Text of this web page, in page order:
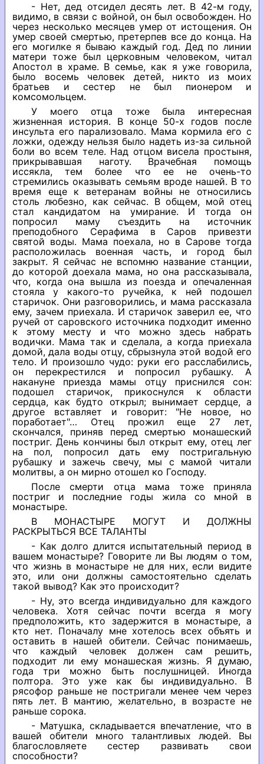
- Нет, дед отсидел десять лет. В 42-м году,
видимо, в связи с войной, он был освобожден. Но
через несколько месяцев умер от истощения. Он
умер своей смертью, претерпев все до конца. На
его могилке я бываю каждый год. Дед по линии
матери тоже был церковным человеком, читал
Апостол в храме. В семье, как я уже говорила,
было восемь человек детей, никто из моих
братьев и сестер не был пионером и
комсомольцем.
У моего отца тоже была интересная
жизненная история. В конце 50-х годов после
инсульта его парализовало. Мама кормила его с
ложки, одежду нельзя было надеть из-за сильной
боли во всем теле. Над отцом висела простыня,
прикрывавшая наготу. Врачебная помощь
иссякла, тем более что ее не очень-то
стремились оказывать семьям вроде нашей. В то
время еще к ветеранам войны не относились
столь любезно, как сейчас. В общем, мой отец
стал кандидатом на умирание. И тогда он
попросил маму съездить на источник
преподобного Серафима в Саров привезти
святой воды. Мама поехала, но в Сарове тогда
расположилась военная часть, и город был
закрыт. Я сейчас не вспомню название станции,
до которой доехала мама, но она рассказывала,
что, когда она вышла из поезда и опечаленная
стояла у какого-то ручейка, к ней подошел
старичок. Они разговорились, и мама рассказала
ему, зачем приехала. И старичок заверил ее, что
ручей от саровского источника подходит именно
к этому месту и что можно здесь набрать
водички. Мама так и сделала, а когда приехала
домой, дала воды отцу, сбрызнула этой водой его
тело. И произошло чудо: руки его расслабились,
он перекрестился и попросил рубашку. А
накануне приезда мамы отцу приснился сон:
подошел старичок, прикоснулся к области
сердца, как будто открыл; вынимает сердце, а
другое вставляет и говорит: "Не новое, но
поработает"… Отец прожил еще 27 лет,
скончался, приняв перед смертью монашеский
постриг. День кончины был открыт ему, отец лег
на пол, попросил дать ему постригальную
рубашку и зажечь свечу, мы с мамой читали
молитвы, а он мирно отошел ко Господу.
После смерти отца мама тоже приняла
постриг и последние годы жила со мной в
монастыре.
В МОНАСТЫРЕ МОГУТ И ДОЛЖНЫ
РАСКРЫТЬСЯ ВСЕ ТАЛАНТЫ
- Как долго длится испытательный период в
вашем монастыре? Говорите ли Вы людям о том,
что жизнь в монастыре не для них, если видите
это, или они должны самостоятельно сделать
такой вывод? Как это происходит?
- Ну, это всегда индивидуально для каждого
человека. Хотя сейчас почти всегда я могу
предположить, кто задержится в монастыре, а
кто нет. Поначалу мне хотелось всех объять и
оставить в нашей обители. Сейчас понимаешь,
что каждый человек должен сам решить,
подходит ли ему монашеская жизнь. Я думаю,
года три можно быть послушницей. Иногда
полтора. Это уже как бы индивидуально. В
рясофор раньше не постригали менее чем через
пять лет. В мантию, желательно, в возрасте не
раньше сорока.
- Матушка, складывается впечатление, что в
вашей обители много талантливых людей. Вы
благословляете сестер развивать свои
способности?